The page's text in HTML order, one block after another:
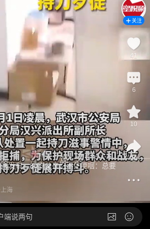
发布，80岁父亲忍不住哽咽：总要
上海
关注
41
6
10
20
端说两句